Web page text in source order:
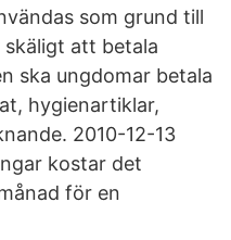
som grund till
skäligt att betala
ska ungdomar betala
hygienartiklar,
2010-12-13
kostar det
för en